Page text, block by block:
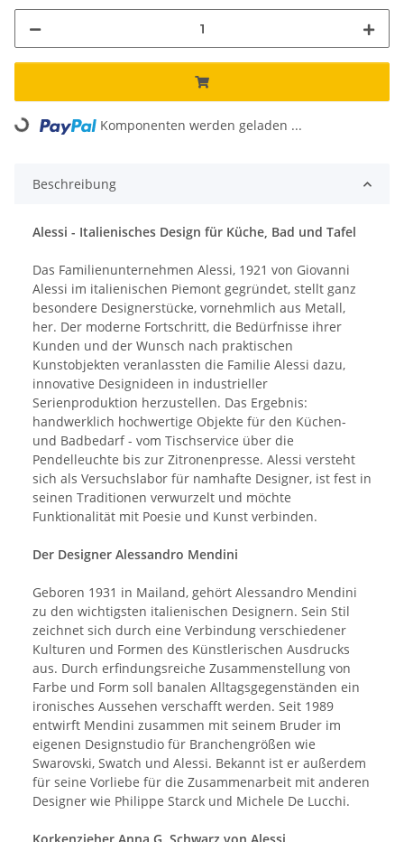
Loading... Komponenten werden geladen ...
Beschreibung
Alessi - Italienisches Design für Küche, Bad und Tafel
Das Familienunternehmen Alessi, 1921 von Giovanni
Alessi im italienischen Piemont gegründet, stellt ganz
besondere Designerstücke, vornehmlich aus Metall,
her. Der moderne Fortschritt, die Bedürfnisse ihrer
Kunden und der Wunsch nach praktischen
Kunstobjekten veranlassten die Familie Alessi dazu,
innovative Designideen in industrieller
Serienproduktion herzustellen. Das Ergebnis:
handwerklich hochwertige Objekte für den Küchen-
und Badbedarf - vom Tischservice über die
Pendelleuchte bis zur Zitronenpresse. Alessi versteht
sich als Versuchslabor für namhafte Designer, ist fest in
seinen Traditionen verwurzelt und möchte
Funktionalität mit Poesie und Kunst verbinden.
Der Designer Alessandro Mendini
Geboren 1931 in Mailand, gehört Alessandro Mendini
zu den wichtigsten italienischen Designern. Sein Stil
zeichnet sich durch eine Verbindung verschiedener
Kulturen und Formen des Künstlerischen Ausdrucks
aus. Durch erfindungsreiche Zusammenstellung von
Farbe und Form soll banalen Alltagsgegenständen ein
ironisches Aussehen verschafft werden. Seit 1989
entwirft Mendini zusammen mit seinem Bruder im
eigenen Designstudio für Branchengrößen wie
Swarovski, Swatch und Alessi. Bekannt ist er außerdem
für seine Vorliebe für die Zusammenarbeit mit anderen
Designer wie Philippe Starck und Michele De Lucchi.